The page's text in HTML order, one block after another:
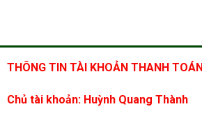
THÔNG TIN TÀI KHOẢN THANH TOÁN
Chủ tài khoản: Huỳnh Quang Thành